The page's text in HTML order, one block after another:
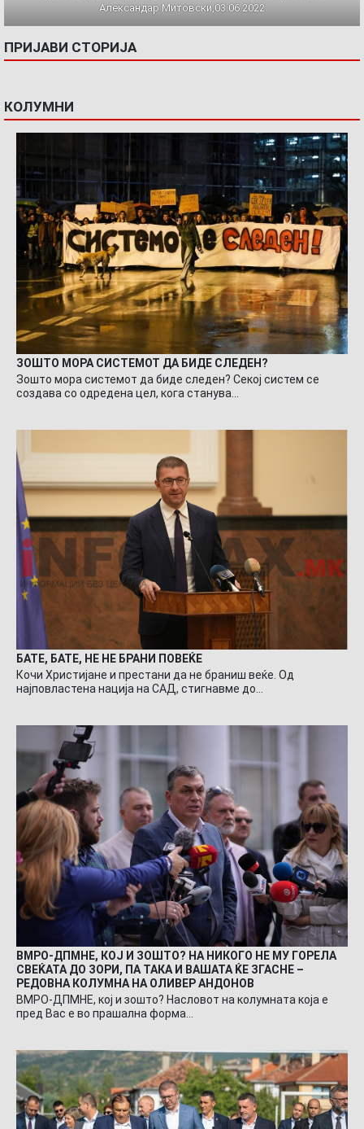
Александар Митовски,03.06.2022
ПРИЈАВИ СТОРИЈА
КОЛУМНИ
ЗОШТО МОРА СИСТЕМОТ ДА БИДЕ СЛЕДЕН?
Зошто мора системот да биде следен? Секој систем се
создава со одредена цел, кога станува…
БАТЕ, БАТЕ, НЕ НЕ БРАНИ ПОВЕЌЕ
Кочи Христијане и престани да не браниш веќе. Од
најповластена нација на САД, стигнавме до…
ВМРО-ДПМНЕ, КОЈ И ЗОШТО? НА НИКОГО НЕ МУ ГОРЕЛА
СВЕЌАТА ДО ЗОРИ, ПА ТАКА И ВАШАТА ЌЕ ЗГАСНЕ –
РЕДОВНА КОЛУМНА НА ОЛИВЕР АНДОНОВ
ВМРО-ДПМНЕ, кој и зошто? Насловот на колумната која е
пред Вас е во прашална форма…